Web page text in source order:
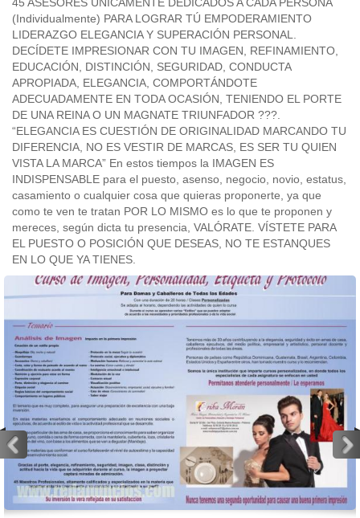
(Individualmente) PARA LOGRAR TÚ EMPODERAMIENTO
LIDERAZGO ELEGANCIA Y SUPERACIÓN PERSONAL.
DECÍDETE IMPRESIONAR CON TU IMAGEN, REFINAMIENTO,
EDUCACIÓN, DISTINCIÓN, SEGURIDAD, CONDUCTA
APROPIADA, ELEGANCIA, COMPORTÁNDOTE
ADECUADAMENTE EN TODA OCASIÓN, TENIENDO EL PORTE
DE UNA REINA O UN MAGNATE TRIUNFADOR ???.
“ELEGANCIA ES CUESTIÓN DE ORIGINALIDAD MARCANDO TU
DIFERENCIA, NO ES VESTIR DE MARCAS, ES SER TU QUIEN
VISTA LA MARCA” En estos tiempos la IMAGEN ES
INDISPENSABLE para el puesto, asenso, negocio, novio, estatus,
casamiento o cualquier cosa que quieras proponerte, ya que
como te ven te tratan POR LO MISMO es lo que te proponen y
mereces, según dicta tu presencia, VALÓRATE. VÍSTETE PARA
EL PUESTO O POSICIÓN QUE DESEAS, NO TE ESTANQUES
EN LO QUE YA TIENES.